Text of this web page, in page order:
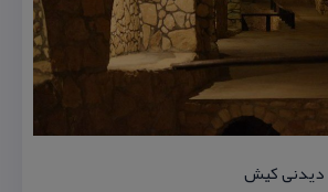
دیدنی كیش